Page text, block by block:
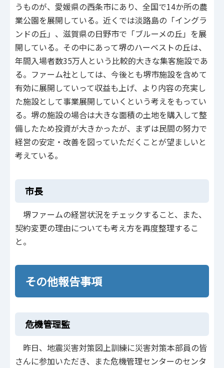
うものが、愛媛県の西条市にあり、全国で14か所の農
業公園を展開している。近くでは淡路島の「イングラ
ンドの丘」、滋賀県の日野市で「ブルーメの丘」を展
開している。その中にあって堺のハーベストの丘は、
年間入場者数35万人という比較的大きな集客施設であ
る。ファーム社としては、今後とも堺市施設を含めて
有効に展開していって収益も上げ、より内容の充実し
た施設として事業展開していくという考えをもってい
る。堺の施設の場合は大きな面積の土地を購入して整
備したため投資が大きかったが、まずは民間の努力で
経営の安定・改善を図っていただくことが望ましいと
考えている。
市長
堺ファームの経営状況をチェックすること、また、
契約変更の理由についても考え方を再度整理するこ
と。
その他報告事項
危機管理監
昨日、地震災害対策図上訓練に災害対策本部員の皆
さんに参加いただき、また危機管理センターのセンタ